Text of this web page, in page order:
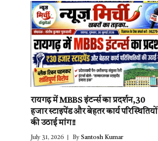
रायगढ़ में MBBS इंटर्न्स का प्रदर्शन,30
हजार स्टाइपेंड और बेहतर कार्य परिस्थितियों
की उठाई मांग!!
July 31, 2026 By Santosh Kumar